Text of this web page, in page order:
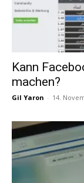
Kann
machen?
Gil Yaron - 14.